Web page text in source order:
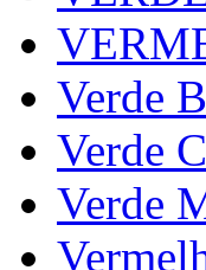
Verde
Verde
Verde